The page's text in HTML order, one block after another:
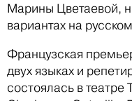
Марины Цветаевой,
вариантах на
Французская
двух языках и
состоялась в